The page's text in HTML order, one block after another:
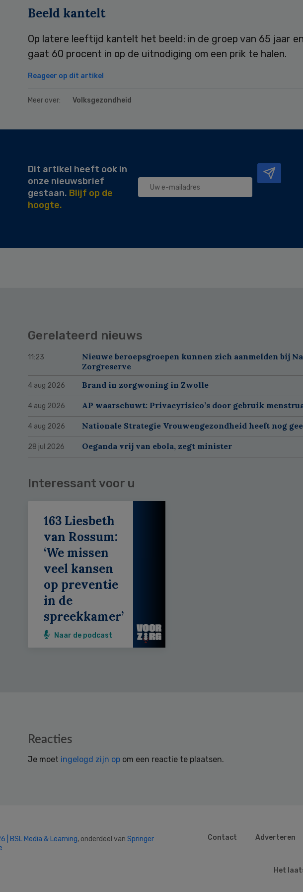
Beeld kantelt
Op latere leeftijd kantelt het beeld: in de groep van 65 jaar
gaat 60 procent in op de uitnodiging om een prik te halen.
Reageer op dit artikel
Meer over: Volksgezondheid
Dit artikel heeft ook in
onze nieuwsbrief
gestaan. Blijf op de
hoogte.
Gerelateerd nieuws
11:23
Nieuwe beroepsgroepen kunnen zich aanmelden bij
Zorgreserve
4 aug 2026 Brand in zorgwoning in Zwolle
4 aug 2026 AP waarschuwt: Privacyrisico’s door gebruik
4 aug 2026 Nationale Strategie Vrouwengezondheid heeft nog
28 jul 2026 Oeganda vrij van ebola, zegt minister
Interessant voor u
163 Liesbeth
van Rossum:
‘We missen
veel kansen
op preventie
in de
spreekkamer’
Naar de podcast
Reacties
Je moet ingelogd zijn op om een reactie te plaatsen.
| BSL Media & Learning, onderdeel van Springer
Contact Adverteren
Het